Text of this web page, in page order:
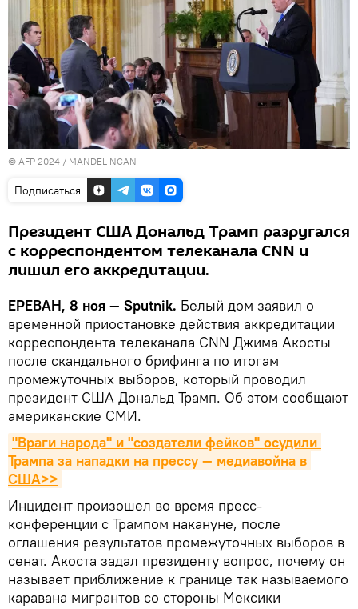
© AFP 2024 / MANDEL NGAN
Подписаться
Президент США Дональд Трамп разругался
с корреспондентом телеканала CNN и
лишил его аккредитации.
ЕРЕВАН, 8 ноя — Sputnik. Белый дом заявил о
временной приостановке действия аккредитации
корреспондента телеканала CNN Джима Акосты
после скандального брифинга по итогам
промежуточных выборов, который проводил
президент США Дональд Трамп. Об этом сообщают
американские СМИ.
"Враги народa" и "создатели фейков" осудили
Трампа за нападки на прессу — медиавойна в
США>>
Инцидент произошел во время пресс-
конференции с Трампом накануне, после
оглашения результатов промежуточных выборов в
сенат. Акоста задал президенту вопрос, почему он
называет приближение к границе так называемого
каравана мигрантов со стороны Мексики